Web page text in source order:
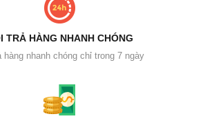
TRẢ HÀNG NHANH CHÓNG
hàng nhanh chóng chỉ trong 7 ngày